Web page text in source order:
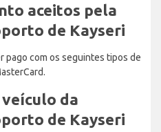
aceitos pela
de Kayseri
pago com os seguintes tipos de
da
de Kayseri